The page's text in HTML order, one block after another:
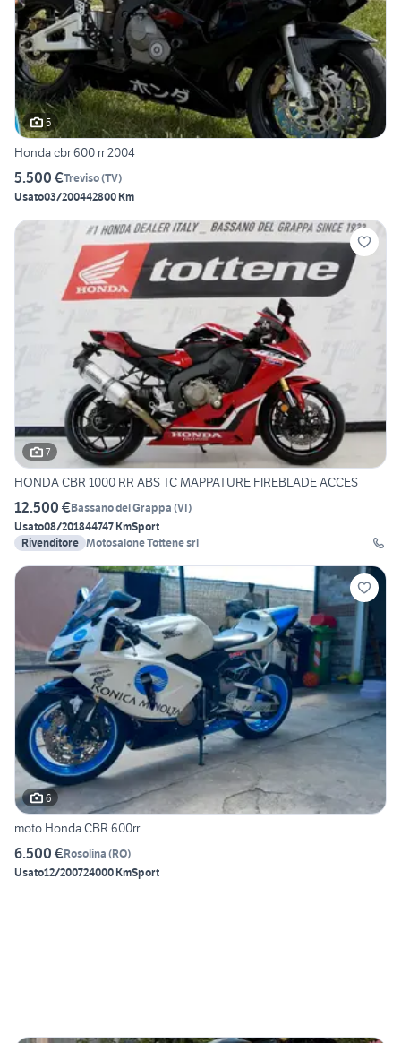
5
Honda cbr 600 rr 2004
5.500 €Treviso(TV)
Usato03/200442800 Km
7
HONDA CBR 1000 RR ABS TC MAPPATURE FIREBLADE ACCES
12.500 €Bassano del Grappa (VI)
Usato08/201844747 KmSport
Rivenditore Motosalone Tottene srl
6
moto Honda CBR 600rr
6.500 €Rosolina (RO)
Usato12/200724000 KmSport